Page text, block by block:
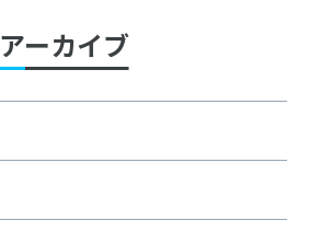
アーカイブ